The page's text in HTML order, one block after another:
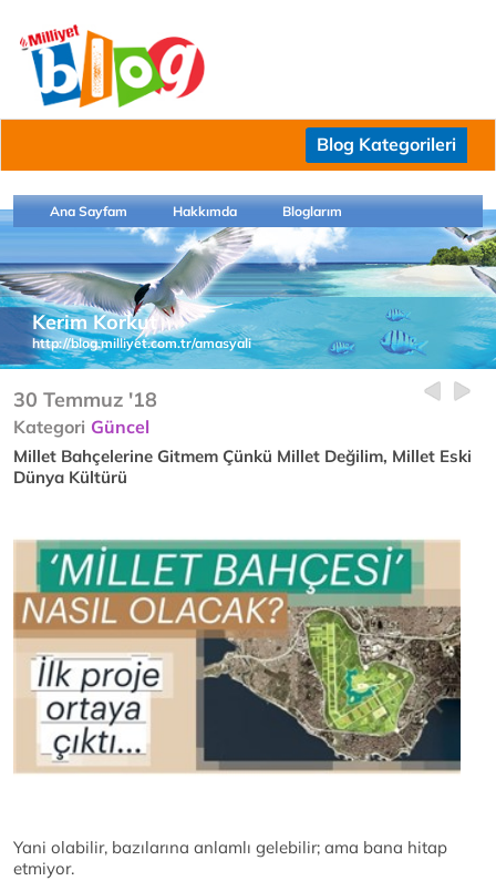
Blog Kategorileri
Ana Sayfam Hakkımda Bloglarım
Kerim Korkut
http://blog.milliyet.com.tr/amasyali
30 Temmuz '18
Kategori Güncel
Millet Bahçelerine Gitmem Çünkü Millet Değilim, Millet Eski
Dünya Kültürü
Yani olabilir, bazılarına anlamlı gelebilir; ama bana hitap
etmiyor.